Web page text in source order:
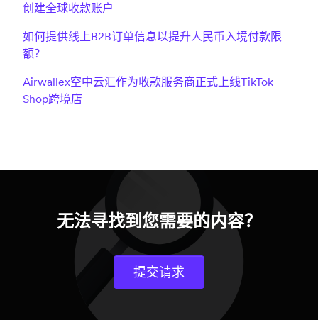
创建全球收款账户
如何提供线上B2B订单信息以提升人民币入境付款限
额？
Airwallex空中云汇作为收款服务商正式上线TikTok
Shop跨境店
无法寻找到您需要的内容？
提交请求